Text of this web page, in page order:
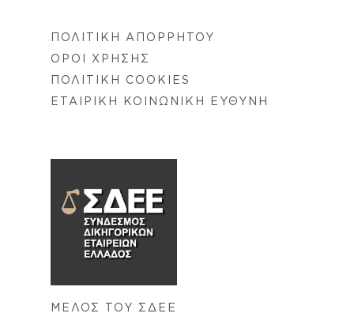
ΠΟΛΙΤΙΚΗ ΑΠΟΡΡΗΤΟΥ
ΟΡΟΙ ΧΡΗΣΗΣ
ΠΟΛΙΤΙΚΗ COOKIES
ΕΤΑΙΡΙΚΗ ΚΟΙΝΩΝΙΚΗ ΕΥΘΥΝΗ
ΜΕΛΟΣ ΤΟΥ ΣΔΕΕ